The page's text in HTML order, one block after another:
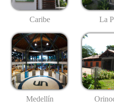
Caribe La
Medellín